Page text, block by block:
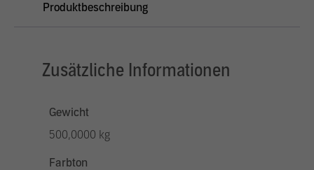
Produktbeschreibung
Zusätzliche Informationen
Gewicht
500,0000 kg
Farbton